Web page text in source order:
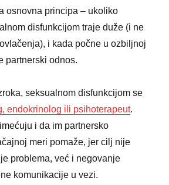
osnovna principa – ukoliko
disfunkcijom traje duže (i ne
i kada počne u ozbiljnoj
partnerski odnos.
seksualnom disfunkcijom se
endokrinolog ili psihoterapeut.
i da im partnersko
meri pomaže, jer cilj nije
problema, već i negovanje
komunikacije u vezi.